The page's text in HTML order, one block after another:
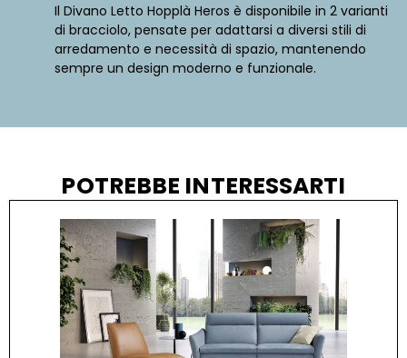
Il Divano Letto Hopplà Heros è disponibile in 2 varianti
di bracciolo, pensate per adattarsi a diversi stili di
arredamento e necessità di spazio, mantenendo
sempre un design moderno e funzionale.
POTREBBE INTERESSARTI